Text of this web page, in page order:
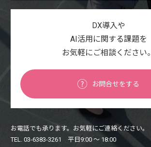
DX導入や
AI活用に関する課題を
お気軽にご相談ください。
お問合せをする
お電話でも承ります。お気軽にご連絡ください。
TEL. 03-6383-3261 平日9:00 〜 18:00